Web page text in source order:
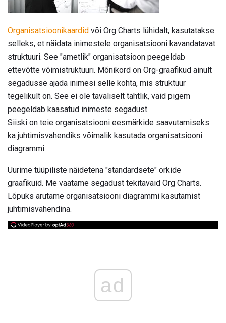
Organisatsioonikaardid või Org Charts lühidalt, kasutatakse
selleks, et näidata inimestele organisatsiooni kavandatavat
struktuuri. See "ametlik" organisatsioon peegeldab
ettevõtte võimistruktuuri. Mõnikord on Org-graafikud ainult
segadusse ajada inimesi selle kohta, mis struktuur
tegelikult on. See ei ole tavaliselt tahtlik, vaid pigem
peegeldab kaasatud inimeste segadust.
Siiski on teie organisatsiooni eesmärkide saavutamiseks
ka juhtimisvahendiks võimalik kasutada organisatsiooni
diagrammi.
Uurime tüüpiliste näidetena "standardsete" orkide
graafikuid. Me vaatame segadust tekitavaid Org Charts.
Lõpuks arutame organisatsiooni diagrammi kasutamist
juhtimisvahendina.
ad